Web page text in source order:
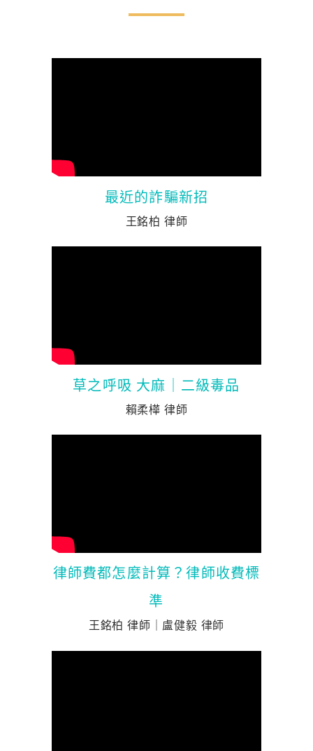
最近的詐騙新招
王銘柏 律師
草之呼吸 大麻｜二級毒品
賴柔樺 律師
律師費都怎麼計算？律師收費標
準
王銘柏 律師 ｜盧健毅 律師